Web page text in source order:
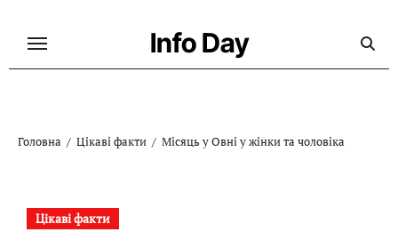
Info Day
Головна Цікаві факти Місяць у Овні у жінки та чоловіка
Цікаві факти